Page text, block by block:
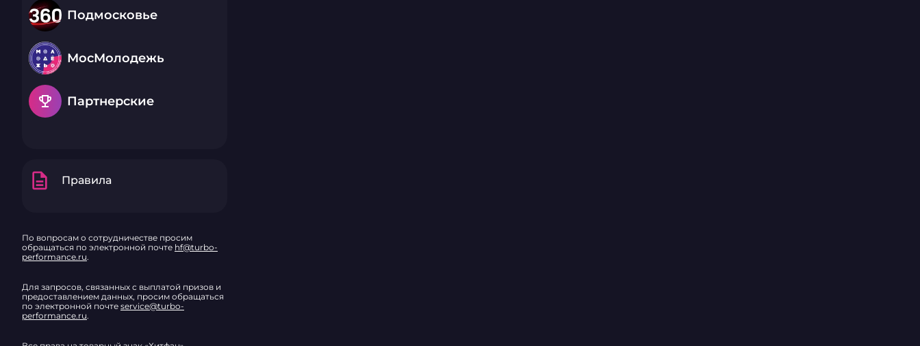
Подмосковье
МосМолодежь
emoji_events Партнерские
description Правила
По вопросам о сотрудничестве просим
обращаться по электронной почте hf@turbo-
performance.ru.
Для запросов, связанных с выплатой призов и
предоставлением данных, просим обращаться
по электронной почте service@turbo-
performance.ru.